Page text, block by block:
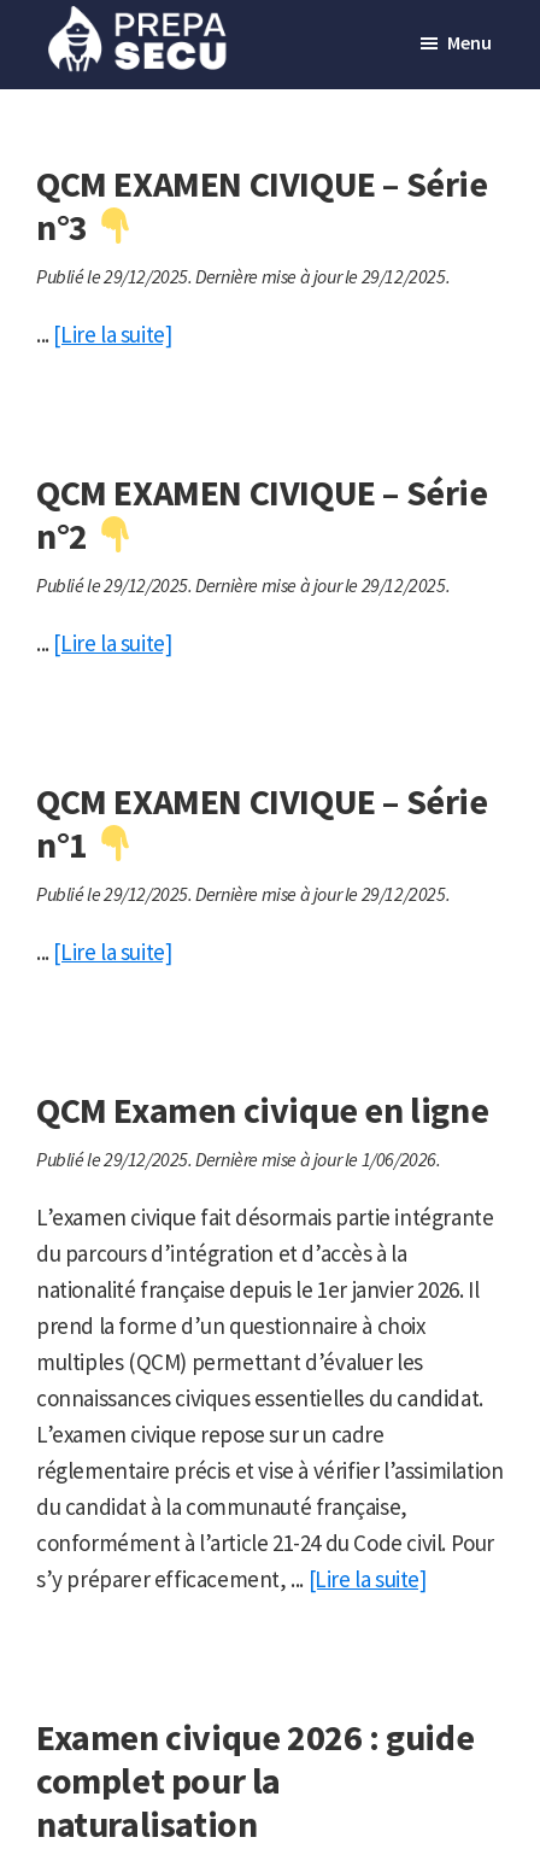
contenuPrepasecu
de
préparation
aux
métiers
de
la
Menu
QCM EXAMEN CIVIQUE – Série
n°3
Publié le 29/12/2025. Dernière mise à jour le 29/12/2025.
... [Lire la suite]
QCM EXAMEN CIVIQUE – Série
n°2
Publié le 29/12/2025. Dernière mise à jour le 29/12/2025.
... [Lire la suite]
QCM EXAMEN CIVIQUE – Série
n°1
Publié le 29/12/2025. Dernière mise à jour le 29/12/2025.
... [Lire la suite]
QCM Examen civique en ligne
Publié le 29/12/2025. Dernière mise à jour le 1/06/2026.
L’examen civique fait désormais partie intégrante
du parcours d’intégration et d’accès à la
nationalité française depuis le 1er janvier 2026. Il
prend la forme d’un questionnaire à choix
multiples (QCM) permettant d’évaluer les
connaissances civiques essentielles du candidat.
L’examen civique repose sur un cadre
réglementaire précis et vise à vérifier l’assimilation
du candidat à la communauté française,
conformément à l’article 21-24 du Code civil. Pour
s’y préparer efficacement, ... [Lire la suite]
Examen civique 2026 : guide
complet pour la
naturalisation